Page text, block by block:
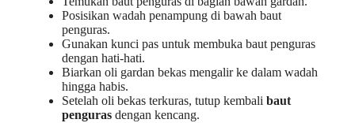
Posisikan wadah penampung di bawah baut
penguras.
Gunakan kunci pas untuk membuka baut penguras
dengan hati-hati.
Biarkan oli gardan bekas mengalir ke dalam wadah
hingga habis.
Setelah oli bekas terkuras, tutup kembali baut
penguras dengan kencang.